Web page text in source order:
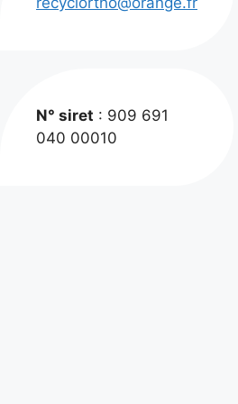
N° siret : 909 691
040 00010